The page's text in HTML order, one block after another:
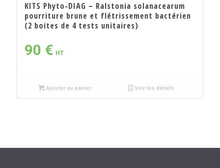
KITS Phyto-DIAG – Ralstonia solanacearum
pourriture brune et flétrissement bactérien
(2 boites de 4 tests unitaires)
90 € HT
Ajouter au panier Voir les détails